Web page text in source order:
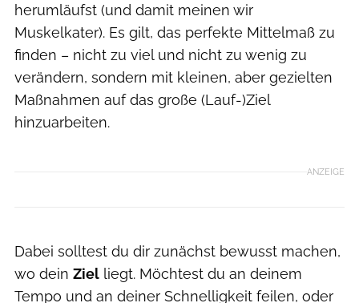
herumläufst (und damit meinen wir
Muskelkater). Es gilt, das perfekte Mittelmaß zu
finden – nicht zu viel und nicht zu wenig zu
verändern, sondern mit kleinen, aber gezielten
Maßnahmen auf das große (Lauf-)Ziel
hinzuarbeiten.
ANZEIGE
Dabei solltest du dir zunächst bewusst machen,
wo dein Ziel liegt. Möchtest du an deinem
Tempo und an deiner Schnelligkeit feilen, oder